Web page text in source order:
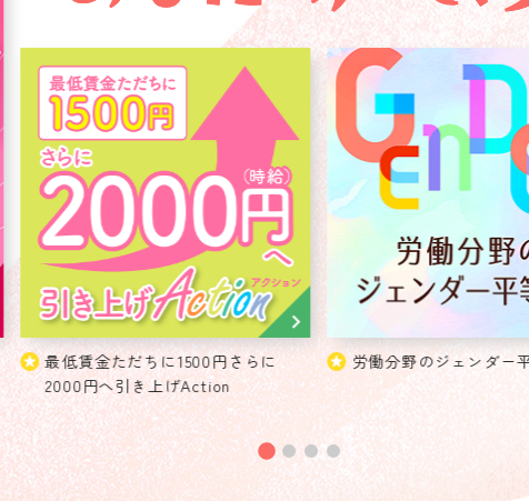
最低賃金ただちに1500円さらに
2000円へ引き上げAction
労働分野のジェンダー